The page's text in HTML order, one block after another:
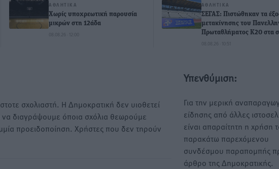
ΑΘΛΗΤΙΚΆ
Χωρίς υποχρεωτική παρουσία
μικρών στη 12άδα
08.08.26 · 12:00
ΑΘΛΗΤΙΚΆ
ΣΕΓΑΣ: Πιστώθηκαν τα
μετακίνησης του
Πρωταθλήματος Κ20 στα
08.08.26 · 10:51
σχολιαστή. Η Δημοκρατική δεν υιοθετεί
να διαγράψουμε όποια σχόλια θεωρούμε
προειδοποίηση. Χρήστες που δεν τηρούν
Υπενθύμιση:
Για την μερική
είδησης από άλλες
είναι απαραίτητη η χρήση
παρακάτω παρεχόμενου
συνδέσμου παραπομπής
άρθρο της Δημοκρατικής.